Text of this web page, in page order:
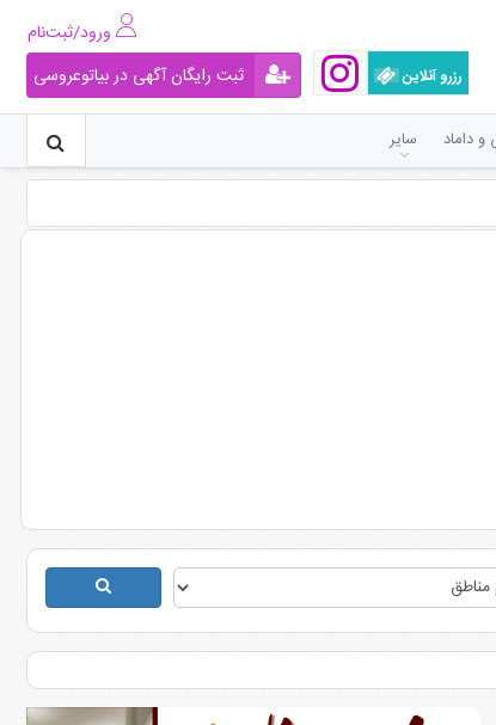
رزرو آنلاین
ثبت رایگان آگهی در بیاتوعروسی
داماد سایر